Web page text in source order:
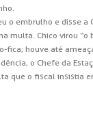
o embrulho e disse
multa. Chico virou
fica; houve até
o Chefe da
que o fiscal insistia